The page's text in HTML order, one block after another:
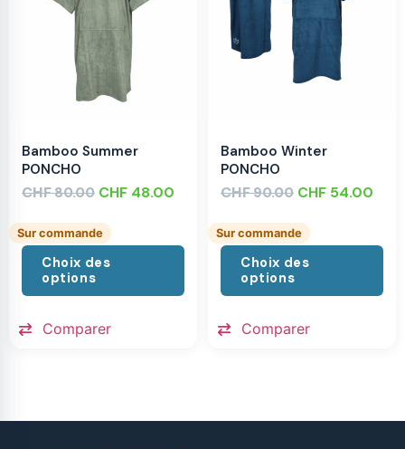
Bamboo Summer
PONCHO
CHF80.00 CHF 48.00
Sur commande
Choix des
options
Comparer
Bamboo Winter
PONCHO
CHF90.00 CHF 54.00
Sur commande
Choix des
options
Comparer